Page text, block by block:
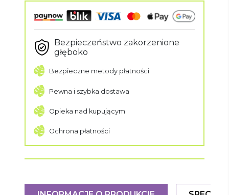
Bezpieczeństwo zakorzenione
głęboko
Bezpieczne metody płatności
Pewna i szybka dostawa
Opieka nad kupującym
Ochrona płatności